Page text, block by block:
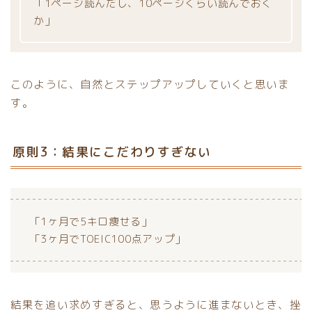
「1ページ読んだし、10ページくらい読んでおく
か」
このように、自然とステップアップしていくと思いま
す。
原則3：結果にこだわりすぎない
「1ヶ月で5キロ痩せる」
「3ヶ月でTOEIC100点アップ」
結果を追い求めすぎると、思うように進まないとき、挫